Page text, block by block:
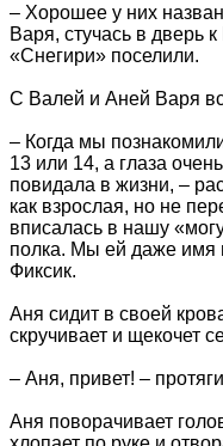
– Хорошее у них
Варя, стучась в дверь
«Снегири» поселили.
С Валей и Аней Варя
– Когда мы
13 или 14, а глаза
повидала в жизни, –
как взрослая, но не
вписалась в нашу
полка. Мы ей даже имя
Фиксик.
Аня сидит в своей
скручивает и щекочет
– Аня, привет! –
Аня поворачивает